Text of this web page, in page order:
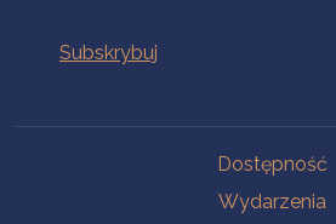
Dostępność
Wydarzenia